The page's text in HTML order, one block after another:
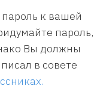
к вашей
пароль,
Вы должны
в совете